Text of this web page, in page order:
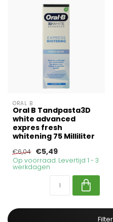
ORAL B
Oral B Tandpasta3D
white advanced
expres fresh
whitening 75 Milliliter
€6,04 €5,49
Op voorraad. Levertijd 1 - 3
werkdagen